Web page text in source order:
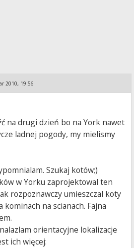
2010, 19:56
na drugi dzień bo na York nawet
ladnej pogody, my mielismy
Szukaj kotów;)
w Yorku zaprojektowal ten
rozpoznawczy umieszczal koty
kominach na scianach. Fajna
orientacyjne lokalizacje
ich więcej: